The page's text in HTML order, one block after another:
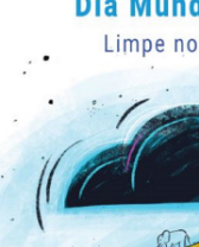
Filtros